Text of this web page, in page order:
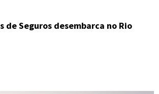
de Seguros desembarca no Rio